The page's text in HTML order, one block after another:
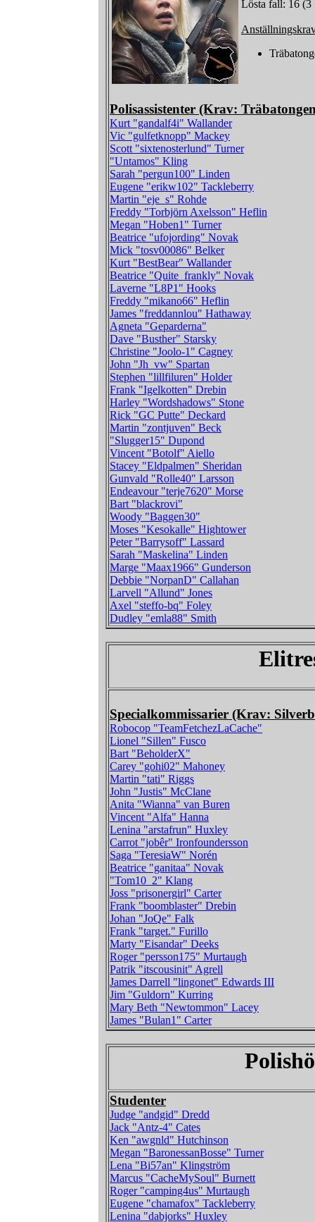
Lösta fall: 16 (3
Polisassistenter (Krav:
Kurt "gandalf4i" Wallander
Vic "gulfetknopp" Mackey
Scott "sixtenosterlund" Turner
"Untamos" Kling
Sarah "pergun100" Linden
Eugene "erikw102" Tackleberry
Martin "eje_s" Rohde
Freddy "Torbjörn Axelsson" Heflin
Megan "Hoben1" Turner
Beatrice "ufojording" Novak
Mick "tosv00086" Belker
Kurt "BestBear" Wallander
Beatrice "Quite_frankly" Novak
Laverne "L8P1" Hooks
Freddy "mikano66" Heflin
James "freddannlou" Hathaway
Agneta "Geparderna"
Dave "Busther" Starsky
Christine "Joolo-1" Cagney
John "Jh_vw" Spartan
Stephen "lillfiluren" Holder
Frank "Igelkotten" Drebin
Harley "Wordshadows" Stone
Rick "GC Putte" Deckard
Martin "zontjuven" Beck
"Slugger15" Dupond
Vincent "Botolf" Aiello
Stacey "Eldpalmen" Sheridan
Gunvald "Rolle40" Larsson
Endeavour "terje7620" Morse
Bart "blackrovi"
Woody "Baggen30"
Moses "Kesokalle" Hightower
Peter "Barrysoff" Lassard
Sarah "Maskelina" Linden
Marge "Maax1966" Gunderson
Debbie "NorpanD" Callahan
Larvell "Allund" Jones
Axel "steffo-bq" Foley
Dudley "emla88" Smith
Specialkommissarier (Krav:
Robocop "TeamFetchezLaCache"
Lionel "Sillen" Fusco
Bart "BeholderX"
Carey "gohi02" Mahoney
Martin "tati" Riggs
John "Justis" McClane
Anita "Wianna" van Buren
Vincent "Alfa" Hanna
Lenina "arstafrun" Huxley
Carrot "jobêr" Ironfoundersson
Saga "TeresiaW" Norén
Beatrice "ganitaa" Novak
"Tom10_2" Klang
Joss "prisonergirl" Carter
Frank "boomblaster" Drebin
Johan "JoQe" Falk
Frank "target." Furillo
Marty "Eisandar" Deeks
Roger "persson175" Murtaugh
Patrik "itscousinit" Agrell
James Darrell "lingonet" Edwards III
Jim "Guldorn" Kurring
Mary Beth "Newtommon" Lacey
James "Bulan1" Carter
Studenter
Judge "andgid" Dredd
Jack "Antz-4" Cates
Ken "awgnld" Hutchinson
Megan "BaronessanBosse" Turner
Lena "Bi57an" Klingström
Marcus "CacheMySoul" Burnett
Roger "camping4us" Murtaugh
Eugene "chamafox" Tackleberry
Lenina "dabjorks" Huxley